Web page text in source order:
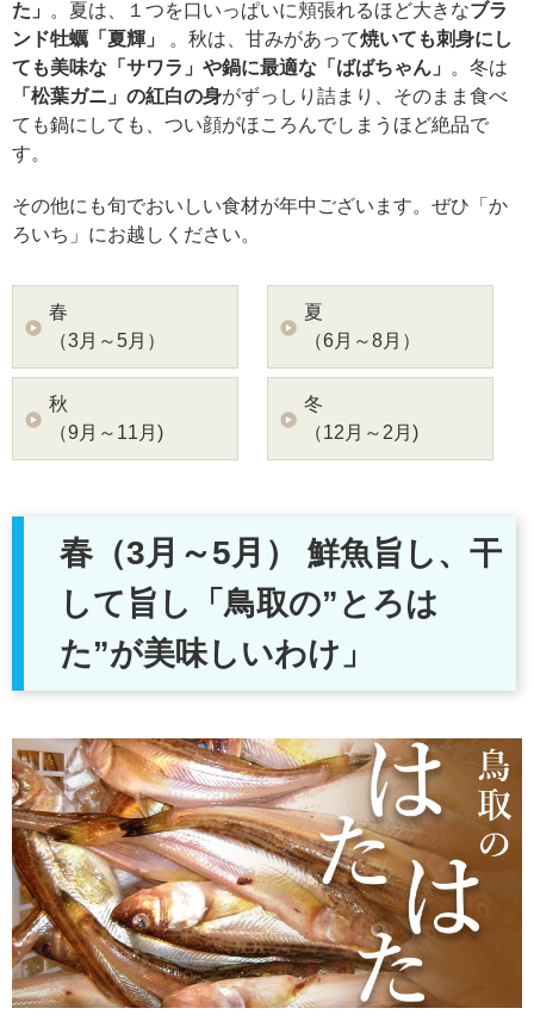
た」
。夏は、１つを口いっぱいに頬張れるほど大きなブラ
ンド牡蠣「夏輝」
。秋は、甘みがあって焼いても刺身にし
ても美味な「サワラ」や鍋に最適な「ばばちゃん」
。冬は
「松葉ガニ」の紅白の身がずっしり詰まり、そのまま食べ
ても鍋にしても、つい顔がほころんでしまうほど絶品で
す。
その他にも旬でおいしい食材が年中ございます。ぜひ「か
ろいち」にお越しください。
春
（3月～5月）
夏
（6月～8月）
秋
（9月～11月)
冬
（12月～2月)
春（3月～5月） 鮮魚旨し、干
して旨し「鳥取の”とろは
た”が美味しいわけ」